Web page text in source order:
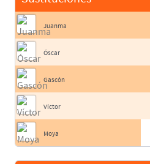
Juanma
Óscar
Gascón
Víctor
Moya